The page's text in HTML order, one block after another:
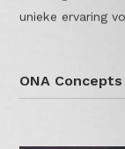
unieke ervaring
ONA Concepts